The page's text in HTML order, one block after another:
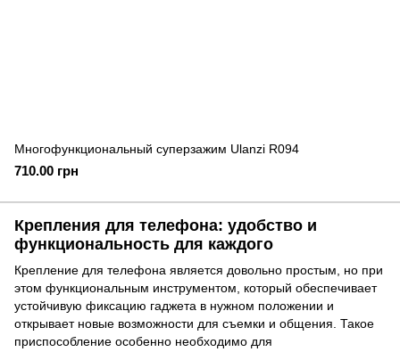
Многофункциональный суперзажим Ulanzi R094
710.00 грн
Крепления для телефона: удобство и
функциональность для каждого
Крепление для телефона является довольно простым, но при
этом функциональным инструментом, который обеспечивает
устойчивую фиксацию гаджета в нужном положении и
открывает новые возможности для съемки и общения. Такое
приспособление особенно необходимо для